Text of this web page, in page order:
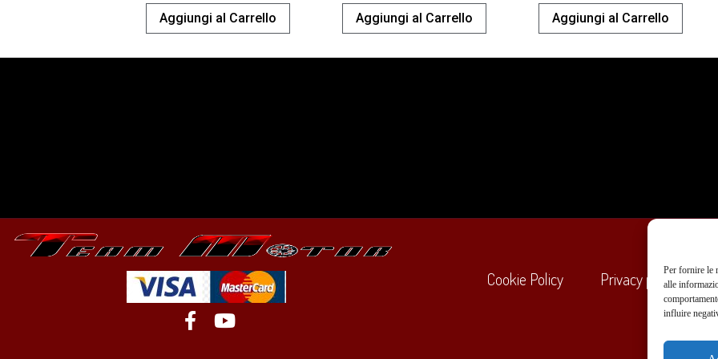
Per fornire le
alle
influire
Aggiungi al Carrello Aggiungi al Carrello Aggiungi al Carrello
Cookie Policy Privacy policy